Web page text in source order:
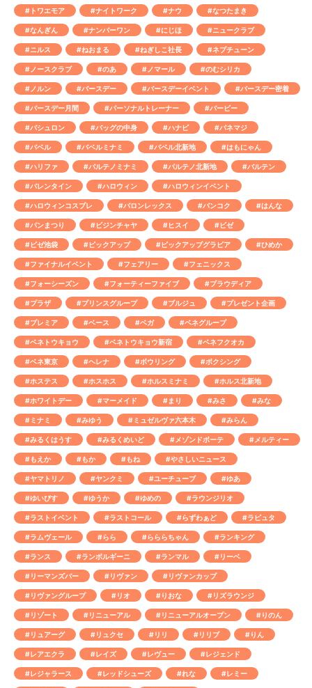
#トワエモア #ナイトワーク #ナウ #なつたまき
#なんぎん #ナンバーワン #にじほ #ニュークラブ
#ニルス #ねおまる #ねぎしこ社長 #ネプチューン
#ノースクラブ #のあ #ノマール #のむシリカ
#ノルン #バースデー #バースデーイベント #バースデー密着
#バースデー月間 #パーソナルトレーナー #バービー
#バシュロン #バッグの中身 #ハナビ #パネマジ
#バベル #バベルミナミ #バベル北新地 #はもにゃん
#ハリファ #パルテノミナミ #パルテノ北新地 #バルテン
#バレンタイン #ハロウィン #ハロウィンイベント
#ハロウィンコスプレ #バロンレックス #バンコク #はんな
#パンまつり #ビジンチャヤ #ヒスイ #ビゼ
#ビゼ池袋 #ピックアップ #ピックアップグラビア #ひめか
#ファイナルイベント #フェアリー #フェニックス
#フォーシーズン #フォーティーファイブ #プラウディア
#プラザ #プリンスグループ #ブルジュ #プレゼント企画
#プレミア #ベース #ベガ #ベネグループ
#ベネトウキョウ #ベネトウキョウ新宿 #ベネフクオカ
#ベネ東京 #ヘレナ #ボウリング #ボクシング
#ホステス #ホスホス #ホルスミナミ #ホルス北新地
#ホワイトデー #マーメイド #まり #みさ #みな
#ミナミ #みゆう #ミュゼルヴァ六本木 #みらん
#みるくはうす #みるくめいど #メゾンドボーテ #メルティー
#もえか #もか #もね #やさしいニュース
#ヤマトリノ #ヤンクミ #ユーチューブ #ゆあ
#ゆいぴす #ゆうか #ゆめの #ラウンジリオ
#ラストイベント #ラストコール #らずわぁど #ラピュタ
#ラムヴェール #らら #らららちゃん #ランキング
#ランス #ランボルギーニ #ランマル #リーベ
#リーマンズバー #リヴァン #リヴァンカップ
#リヴァングループ #リオ #りおな #リズラウンジ
#リゾート #リニューアル #リニューアルオープン #りのん
#リュアーグ #リュクセ #リリ #リリブ #りん
#レアエクラ #レイズ #レヴュー #レジェンド
#レジャラース #レッドシューズ #れな #レミー